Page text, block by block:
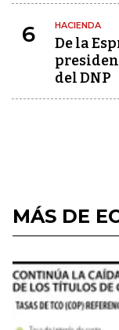
6 HACIENDA
De la
del DNP
MÁS DE